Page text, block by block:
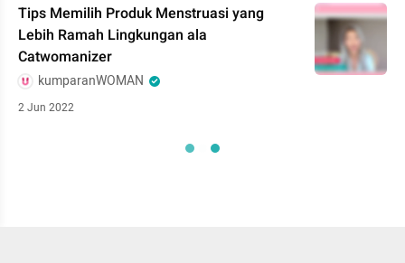
Tips Memilih Produk Menstruasi yang
Lebih Ramah Lingkungan ala
Catwomanizer
kumparanWOMAN
2 Jun 2022